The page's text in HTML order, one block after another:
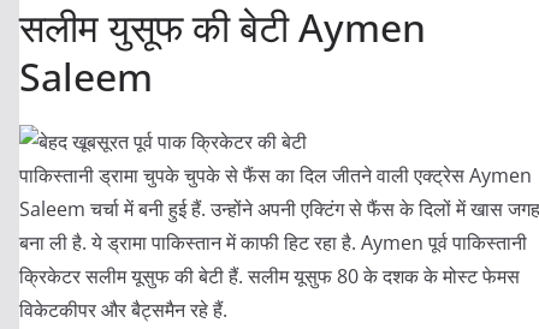
सलीम युसूफ की बेटी Aymen
Saleem
पाकिस्तानी ड्रामा चुपके चुपके से फैंस का दिल जीतने वाली एक्ट्रेस Aymen
Saleem चर्चा में बनी हुई हैं. उन्होंने अपनी एक्टिंग से फैंस के दिलों में खास जगह
बना ली है. ये ड्रामा पाकिस्तान में काफी हिट रहा है. Aymen पूर्व पाकिस्तानी
क्रिकेटर सलीम यूसुफ की बेटी हैं. सलीम यूसुफ 80 के दशक के मोस्ट फेमस
विकेटकीपर और बैट्समैन रहे हैं.